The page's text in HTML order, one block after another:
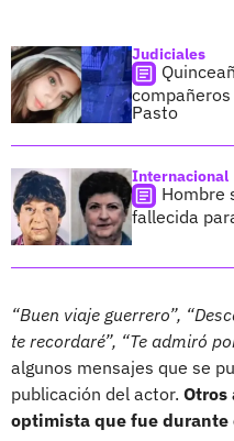
Judiciales
Pasto
Internacional
Hombre
fallecida
“Buen viaje guerrero”,
te recordaré”, “Te admiró
algunos mensajes que se
publicación del actor. Otros
optimista que fue durante